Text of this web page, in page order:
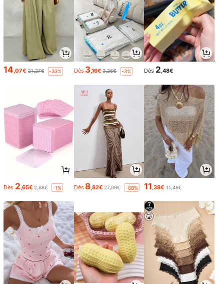
14,07€ 21,27€ -33% Dès 3,16€ 3,26€ -3% Dès 2,48€
Dès 2 ,65€ 2,68€ -1% Dès8 ,82€ 27,99€ -68% 11 ,38€ 11,49€